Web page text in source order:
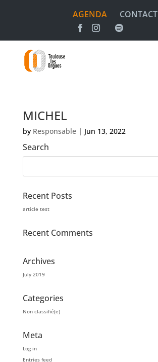
AGENDA CONTACT
MICHEL
by Responsable| Jun 13, 2022
Search
Recent Posts
article test
Recent Comments
Archives
July 2019
Categories
Non classifié(e)
Meta
Log in
Entries feed